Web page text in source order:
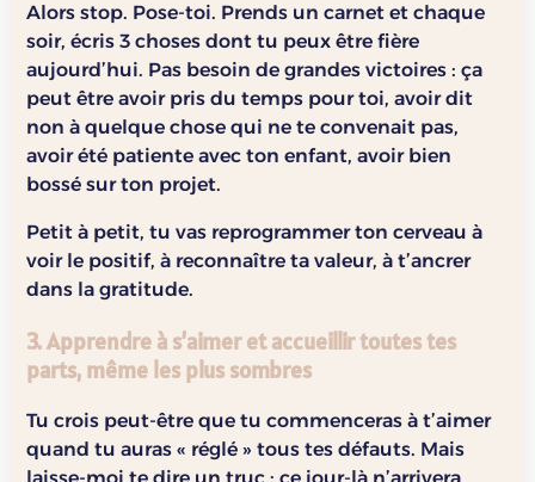
Alors stop. Pose-toi. Prends un carnet et chaque
soir, écris 3 choses dont tu peux être fière
aujourd’hui. Pas besoin de grandes victoires : ça
peut être avoir pris du temps pour toi, avoir dit
non à quelque chose qui ne te convenait pas,
avoir été patiente avec ton enfant, avoir bien
bossé sur ton projet.
Petit à petit, tu vas reprogrammer ton cerveau à
voir le positif, à reconnaître ta valeur, à t’ancrer
dans la gratitude.
3. Apprendre à s’aimer et accueillir toutes tes
parts, même les plus sombres
Tu crois peut-être que tu commenceras à t’aimer
quand tu auras « réglé » tous tes défauts. Mais
laisse-moi te dire un truc : ce jour-là n’arrivera